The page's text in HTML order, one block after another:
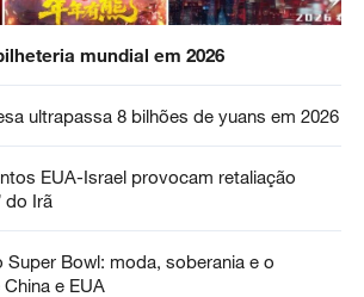
mundial em 2026
ultrapassa 8 bilhões de yuans em 2026
EUA-Israel provocam retaliação
do Irã
Super Bowl: moda, soberania e o
e EUA